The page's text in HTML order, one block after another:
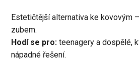
Estetičtější alternativa ke kovovým
zubem.
Hodí se pro: teenagery a dospělé,
nápadné řešení.